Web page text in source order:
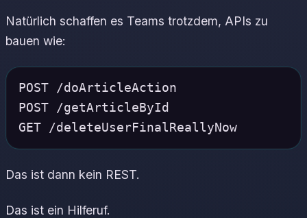
Natürlich schaffen es Teams trotzdem, APIs zu
bauen wie:
POST /doArticleAction
POST /getArticleById
GET /deleteUserFinalReallyNow
Das ist dann kein REST.
Das ist ein Hilferuf.